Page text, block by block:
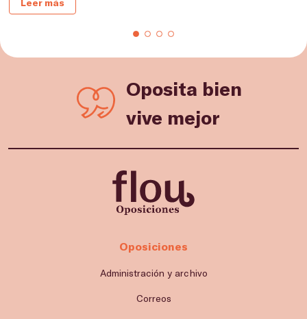
Oposita bien
vive mejor
Oposiciones
Administración y archivo
Correos